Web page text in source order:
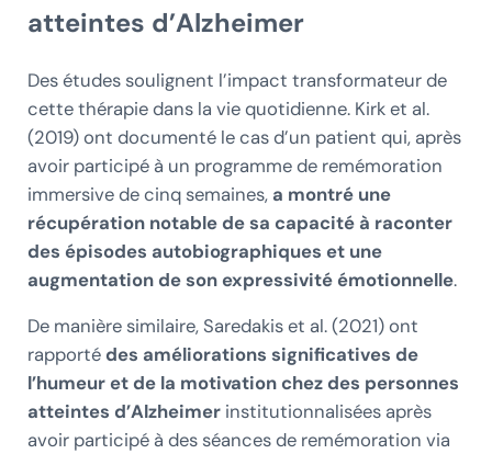
atteintes d’Alzheimer
Des études soulignent l’impact transformateur de
cette thérapie dans la vie quotidienne. Kirk et al.
(2019) ont documenté le cas d’un patient qui, après
avoir participé à un programme de remémoration
immersive de cinq semaines, a montré une
récupération notable de sa capacité à raconter
des épisodes autobiographiques et une
augmentation de son expressivité émotionnelle.
De manière similaire, Saredakis et al. (2021) ont
rapporté des améliorations significatives de
l’humeur et de la motivation chez des personnes
atteintes d’Alzheimerinstitutionnalisées après
avoir participé à des séances de remémoration via